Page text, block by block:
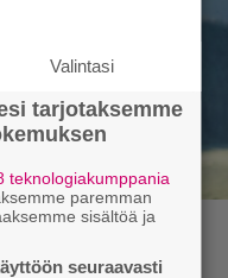
100
Valintasi
tarjotaksemme
teknologiakumppania
paremman
sisältöä ja
seuraavasti